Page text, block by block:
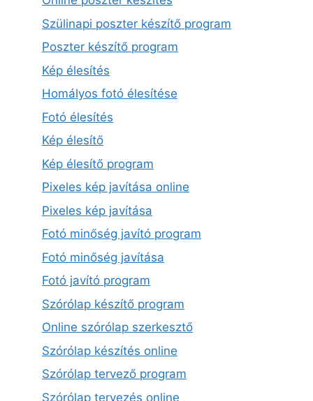
Szülinapi poszter készítő program
Poszter készítő program
Kép élesítés
Homályos fotó élesítése
Fotó élesítés
Kép élesítő
Kép élesítő program
Pixeles kép javítása online
Pixeles kép javítása
Fotó minőség javító program
Fotó minőség javítása
Fotó javító program
Szórólap készítő program
Online szórólap szerkesztő
Szórólap készítés online
Szórólap tervező program
Szórólap tervezés online